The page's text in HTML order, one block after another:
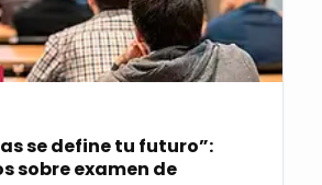
se define tu futuro”:
sobre examen de